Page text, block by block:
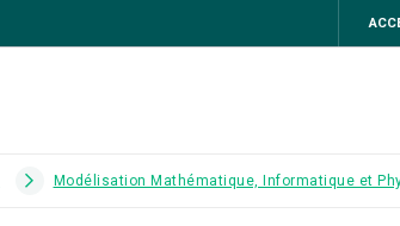
Modélisation Mathématique, Informatique et